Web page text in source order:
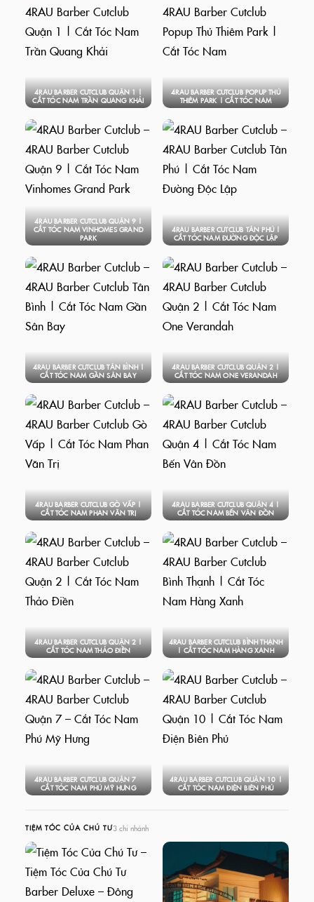
4RAU BARBER CUTCLUB QUẬN 1 |
CẮT TÓC NAM TRẦN QUANG KHẢI
4RAU BARBER CUTCLUB POPUP THỦ
THIÊM PARK | CẮT TÓC NAM
4RAU BARBER CUTCLUB QUẬN 9 |
CẮT TÓC NAM VINHOMES GRAND
PARK
4RAU BARBER CUTCLUB TÂN PHÚ |
CẮT TÓC NAM ĐƯỜNG ĐỘC LẬP
4RAU BARBER CUTCLUB TÂN BÌNH |
CẮT TÓC NAM GẦN SÂN BAY
4RAU BARBER CUTCLUB QUẬN 2 |
CẮT TÓC NAM ONE VERANDAH
4RAU BARBER CUTCLUB GÒ VẤP |
CẮT TÓC NAM PHAN VĂN TRỊ
4RAU BARBER CUTCLUB QUẬN 4 |
CẮT TÓC NAM BẾN VÂN ĐỒN
4RAU BARBER CUTCLUB QUẬN 2 |
CẮT TÓC NAM THẢO ĐIỀN
4RAU BARBER CUTCLUB BÌNH THẠNH
| CẮT TÓC NAM HÀNG XANH
4RAU BARBER CUTCLUB QUẬN 7 –
CẮT TÓC NAM PHÚ MỸ HƯNG
4RAU BARBER CUTCLUB QUẬN 10 |
CẮT TÓC NAM ĐIỆN BIÊN PHỦ
TIỆM TÓC CỦA CHÚ TƯ3 chi nhánh